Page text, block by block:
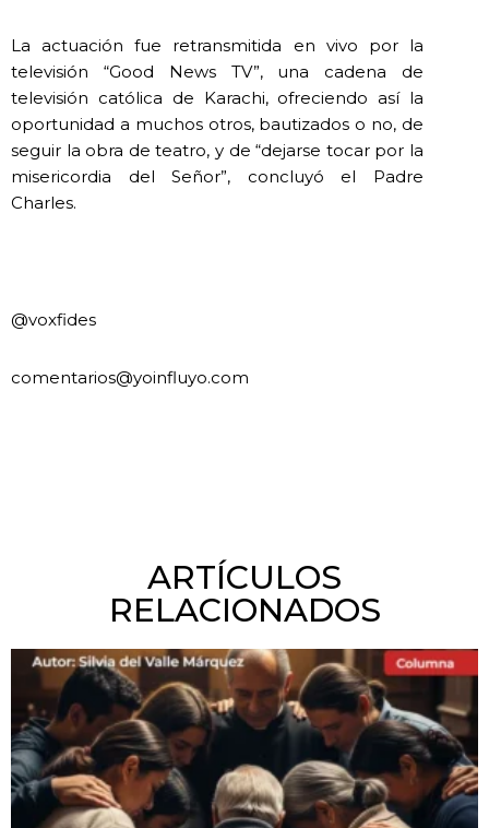
La actuación fue retransmitida en vivo por la
televisión “Good News TV”, una cadena de
televisión católica de Karachi, ofreciendo así la
oportunidad a muchos otros, bautizados o no, de
seguir la obra de teatro, y de “dejarse tocar por la
misericordia del Señor”, concluyó el Padre
Charles.
@voxfides
comentarios@yoinfluyo.com
ARTÍCULOS
RELACIONADOS